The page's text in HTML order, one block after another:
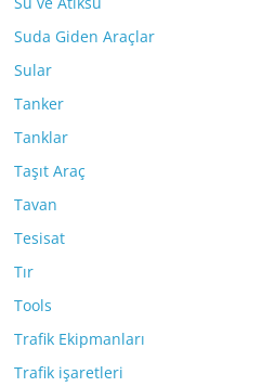
Suda Giden Araçlar
Sular
Tanker
Tanklar
Taşıt Araç
Tavan
Tesisat
Tır
Tools
Trafik Ekipmanları
Trafik işaretleri